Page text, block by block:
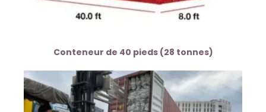
Conteneur de 40 pieds (28 tonnes)